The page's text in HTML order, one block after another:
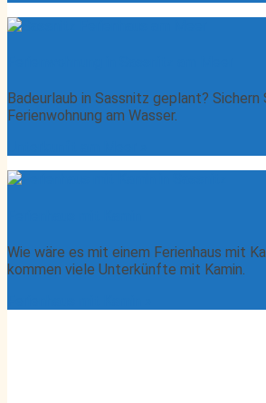
Badeurlaub in Sassnitz geplant? Sichern
Ferienwohnung am Wasser.
Wie wäre es mit einem Ferienhaus mit
kommen viele Unterkünfte mit Kamin.